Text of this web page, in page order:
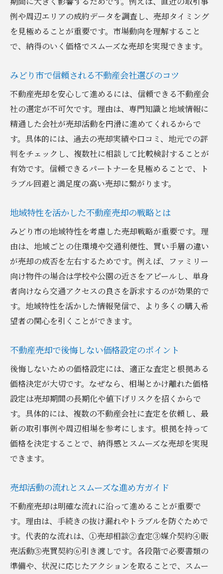
これから不動産売却を考える方へのアドバ
例や周辺エリアの成約データを調査し、売却タイミング
を見極めることが重要です。市場動向を理解すること
で、納得のいく価格でスムーズな売却を実現できます。
みどり市で信頼される不動産会社選びのコツ
不動産売却を安心して進めるには、信頼できる不動産会
社の選定が不可欠です。理由は、専門知識と地域情報に
精通した会社が売却活動を円滑に進めてくれるからで
す。具体的には、過去の売却実績や口コミ、地元での評
判をチェックし、複数社に相談して比較検討することが
有効です。信頼できるパートナーを見極めることで、ト
ラブル回避と満足度の高い売却に繋がります。
地域特性を活かした不動産売却の戦略とは
みどり市の地域特性を考慮した売却戦略が重要です。理
由は、地域ごとの住環境や交通利便性、買い手層の違い
が売却の成否を左右するためです。例えば、ファミリー
向け物件の場合は学校や公園の近さをアピールし、単身
者向けなら交通アクセスの良さを訴求するのが効果的で
す。地域特性を活かした情報発信で、より多くの購入希
望者の関心を引くことができます。
不動産売却で後悔しない価格設定のポイント
後悔しないための価格設定には、適正な査定と根拠ある
価格決定が大切です。なぜなら、相場とかけ離れた価格
設定は売却期間の長期化や値下げリスクを招くからで
す。具体的には、複数の不動産会社に査定を依頼し、最
新の取引事例や周辺相場を参考にします。根拠を持って
価格を決定することで、納得感とスムーズな売却を実現
できます。
売却活動の流れとスムーズな進め方ガイド
不動産売却は明確な流れに沿って進めることが重要で
す。理由は、手続きの抜け漏れやトラブルを防ぐためで
す。代表的な流れは、①売却相談②査定③媒介契約④販
売活動⑤売買契約⑥引き渡しです。各段階で必要書類の
準備や、状況に応じたアクションを取ることで、スムー